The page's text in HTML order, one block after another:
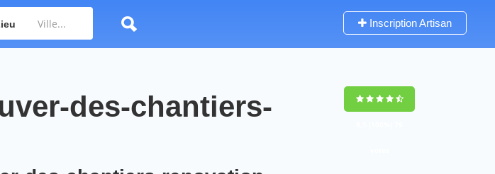
Inscription Artisan
des-chantiers-